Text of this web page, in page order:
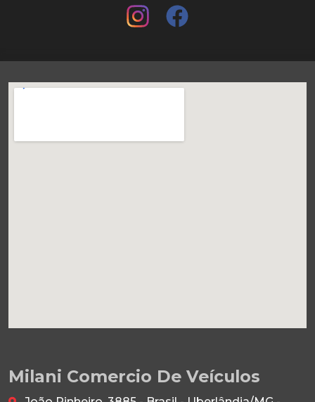
Milani Comercio De Veículos